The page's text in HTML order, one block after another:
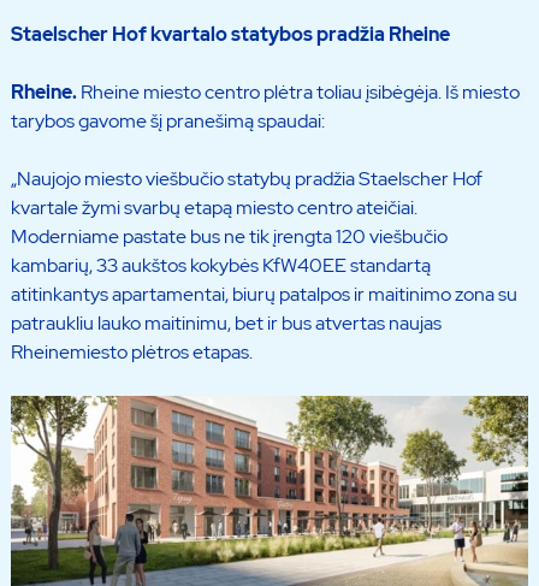
Staelscher Hof kvartalo statybos pradžia Rheine
Rheine.Rheine miesto centro plėtra toliau įsibėgėja. Iš miesto
tarybos gavome šį pranešimą spaudai:
„Naujojo miesto viešbučio statybų pradžia Staelscher Hof
kvartale žymi svarbų etapą miesto centro ateičiai.
Moderniame pastate bus ne tik įrengta 120 viešbučio
kambarių, 33 aukštos kokybės KfW40EE standartą
atitinkantys apartamentai, biurų patalpos ir maitinimo zona su
patraukliu lauko maitinimu, bet ir bus atvertas naujas
Rheinemiesto plėtros etapas.